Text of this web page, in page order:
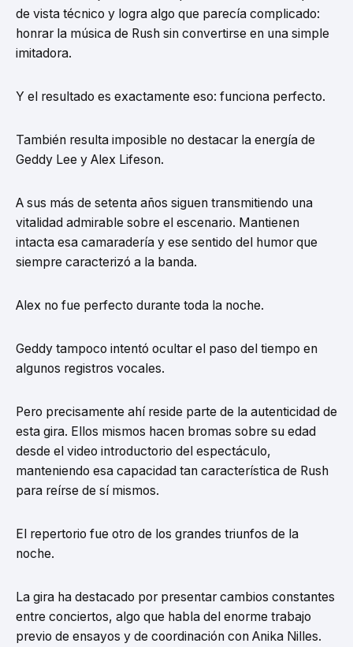
de vista técnico y logra algo que parecía complicado:
honrar la música de Rush sin convertirse en una simple
imitadora.
Y el resultado es exactamente eso: funciona perfecto.
También resulta imposible no destacar la energía de
Geddy Lee y Alex Lifeson.
A sus más de setenta años siguen transmitiendo una
vitalidad admirable sobre el escenario. Mantienen
intacta esa camaradería y ese sentido del humor que
siempre caracterizó a la banda.
Alex no fue perfecto durante toda la noche.
Geddy tampoco intentó ocultar el paso del tiempo en
algunos registros vocales.
Pero precisamente ahí reside parte de la autenticidad de
esta gira. Ellos mismos hacen bromas sobre su edad
desde el video introductorio del espectáculo,
manteniendo esa capacidad tan característica de Rush
para reírse de sí mismos.
El repertorio fue otro de los grandes triunfos de la
noche.
La gira ha destacado por presentar cambios constantes
entre conciertos, algo que habla del enorme trabajo
previo de ensayos y de coordinación con Anika Nilles.